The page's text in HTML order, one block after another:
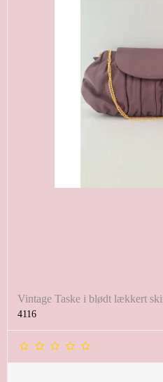
Vintage Taske i blødt lækkert
4116